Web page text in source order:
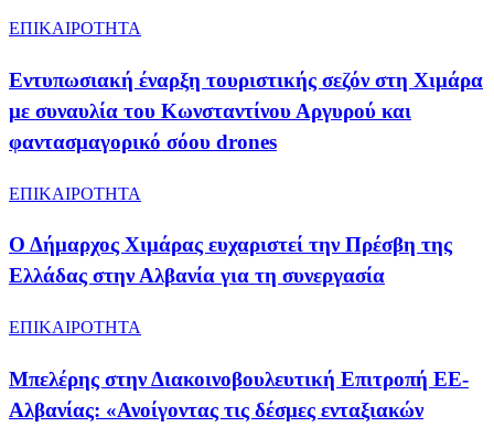
ΕΠΙΚΑΙΡΟΤΗΤΑ
Εντυπωσιακή έναρξη τουριστικής σεζόν στη Χιμάρα
με συναυλία του Κωνσταντίνου Αργυρού και
φαντασμαγορικό σόου drones
ΕΠΙΚΑΙΡΟΤΗΤΑ
Ο Δήμαρχος Χιμάρας ευχαριστεί την Πρέσβη της
Ελλάδας στην Αλβανία για τη συνεργασία
ΕΠΙΚΑΙΡΟΤΗΤΑ
Μπελέρης στην Διακοινοβουλευτική Επιτροπή ΕΕ-
Αλβανίας: «Ανοίγοντας τις δέσμες ενταξιακών